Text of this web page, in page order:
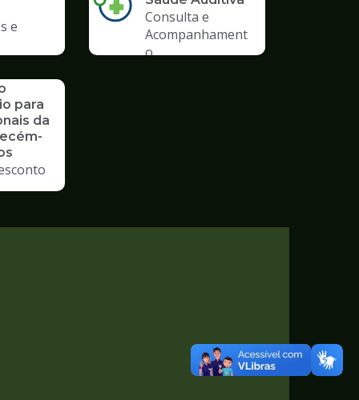
e
Consulta e
Acompanhament
o
para
da